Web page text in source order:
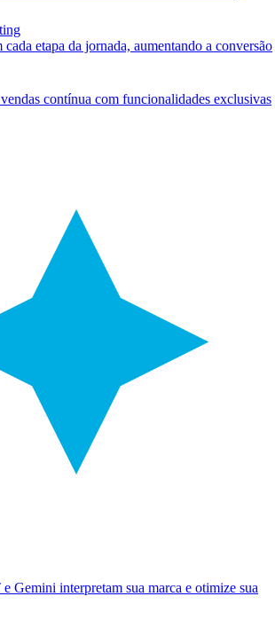
cada etapa da jornada, aumentando a conversão
contínua com funcionalidades exclusivas
Gemini interpretam sua marca e otimize sua